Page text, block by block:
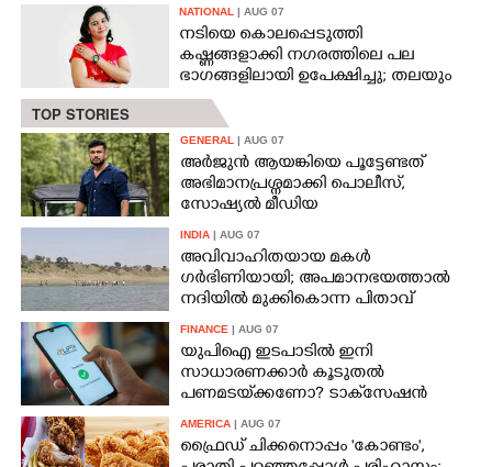
CARTOONS
LITERATURE
ZOOM
CONTACT US
NATIONAL | AUG 07
നടിയെ കൊലപ്പെടുത്തി
കഷ്ണങ്ങളാക്കി നഗരത്തിലെ പല
ഭാഗങ്ങളിലായി ഉപേക്ഷിച്ചു; തലയും
കയ്യും കണ്ടെത്താനാകാതെ പൊലീസ്
TOP STORIES
GENERAL | AUG 07
അർജുൻ ആയങ്കിയെ പൂട്ടേണ്ടത്
അഭിമാനപ്രശ്നമാക്കി പൊലീസ്,
സാേഷ്യൽ മീഡിയ
ഉപയോഗിക്കുന്നത് മറ്റൊരാളെന്ന്
സംശയം
INDIA | AUG 07
അവിവാഹിതയായ മകൾ
ഗർഭിണിയായി; അപമാനഭയത്താൽ
നദിയിൽ മുക്കികൊന്ന പിതാവ്
അറസ്റ്റിൽ
FINANCE | AUG 07
യുപിഐ ഇടപാടിൽ ഇനി
സാധാരണക്കാർ കൂടുതൽ
പണമടയ്‌ക്കണോ?​ ടാക്‌സേഷൻ
നിയമ ഭേദഗതി വ്യക്തമാക്കി കേന്ദ്രം
AMERICA | AUG 07
ഫ്രൈഡ് ചിക്കനൊപ്പം 'കോണ്ടം',​